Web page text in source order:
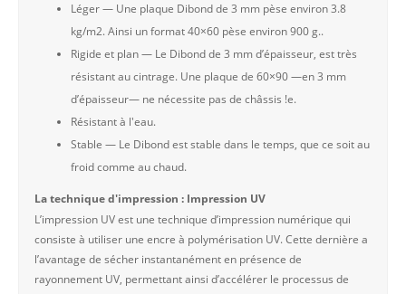
Léger — Une plaque Dibond de 3 mm pèse environ 3.8
kg/m2. Ainsi un format 40×60 pèse environ 900 g..
Rigide et plan — Le Dibond de 3 mm d’épaisseur, est très
résistant au cintrage. Une plaque de 60×90 —en 3 mm
d’épaisseur— ne nécessite pas de châssis !e.
Résistant à l'eau.
Stable — Le Dibond est stable dans le temps, que ce soit au
froid comme au chaud.
La technique d'impression : Impression UV
L’impression UV est une technique d’impression numérique qui
consiste à utiliser une encre à polymérisation UV. Cette dernière a
l’avantage de sécher instantanément en présence de
rayonnement UV, permettant ainsi d’accélérer le processus de